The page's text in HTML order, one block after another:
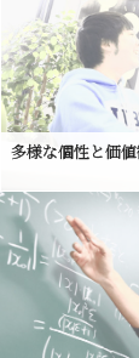
多様な個性と価